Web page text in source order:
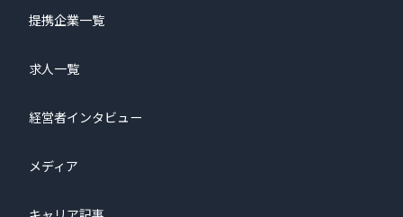
提携企業一覧
求人一覧
経営者インタビュー
メディア